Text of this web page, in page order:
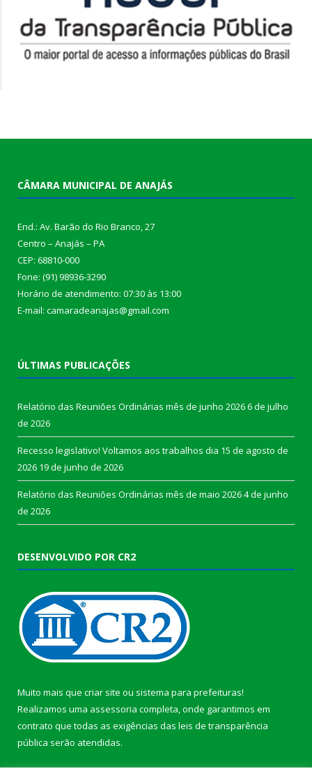
CÂMARA MUNICIPAL DE ANAJÁS
End.: Av. Barão do Rio Branco, 27
Centro – Anajás – PA
CEP: 68810-000
Fone: (91) 98936-3290
Horário de atendimento: 07:30 às 13:00
E-mail: camaradeanajas@gmail.com
ÚLTIMAS PUBLICAÇÕES
Relatório das Reuniões Ordinárias mês de junho 20266 de julho
de 2026
Recesso legislativo! Voltamos aos trabalhos dia 15 de agosto de
2026 19 de junho de 2026
Relatório das Reuniões Ordinárias mês de maio 20264 de junho
de 2026
DESENVOLVIDO POR CR2
Muito mais que criar site ou sistema para prefeituras!
Realizamos uma assessoria completa, onde garantimos em
contrato que todas as exigências das leis de transparência
pública serão atendidas.